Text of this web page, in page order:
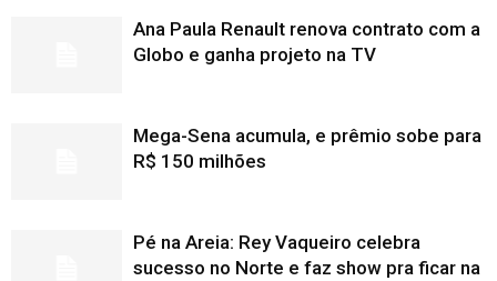
Ana Paula Renault renova contrato com a
Globo e ganha projeto na TV
Mega-Sena acumula, e prêmio sobe para
R$ 150 milhões
Pé na Areia: Rey Vaqueiro celebra
sucesso no Norte e faz show pra ficar na